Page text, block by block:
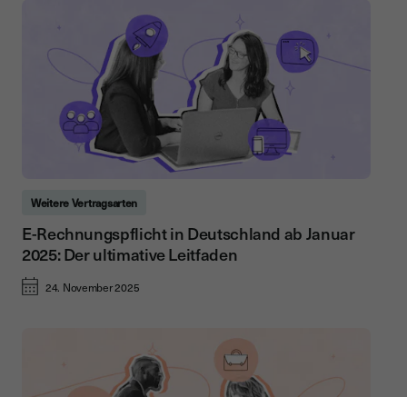
Weitere Vertragsarten
E-Rechnungspflicht in Deutschland ab Januar
2025: Der ultimative Leitfaden
24. November 2025